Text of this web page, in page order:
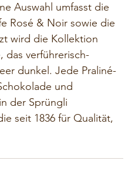
Auswahl umfasst die
Rosé & Noir sowie die
wird die Kollektion
das verführerisch-
dunkel. Jede Praliné-
und
der Sprüngli
seit 1836 für Qualität,